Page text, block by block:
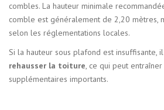
combles. La hauteur minimale
comble est généralement de 2,20 mètres,
selon les réglementations locales.
Si la hauteur sous plafond est insuffisante,
rehausser la toiture, ce qui peut entraîner
supplémentaires importants.